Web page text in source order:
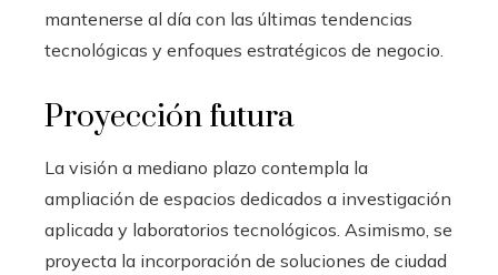
mantenerse al día con las últimas tendencias
tecnológicas y enfoques estratégicos de negocio.
Proyección futura
La visión a mediano plazo contempla la
ampliación de espacios dedicados a investigación
aplicada y laboratorios tecnológicos. Asimismo, se
proyecta la incorporación de soluciones de ciudad